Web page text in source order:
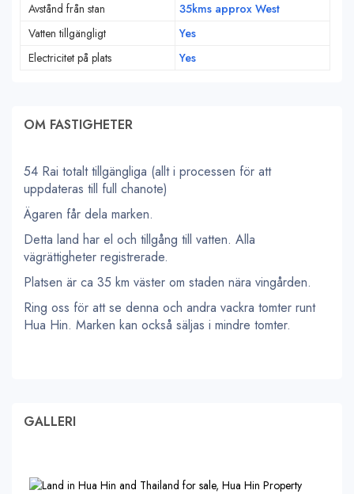
Avstånd från stan
35kms approx West
Vatten tillgängligt
Yes
Electricitet på plats
Yes
OM FASTIGHETER
54 Rai totalt tillgängliga (allt i processen för att
uppdateras till full chanote)
Ägaren får dela marken.
Detta land har el och tillgång till vatten. Alla
vägrättigheter registrerade.
Platsen är ca 35 km väster om staden nära vingården.
Ring oss för att se denna och andra vackra tomter runt
Hua Hin. Marken kan också säljas i mindre tomter.
GALLERI